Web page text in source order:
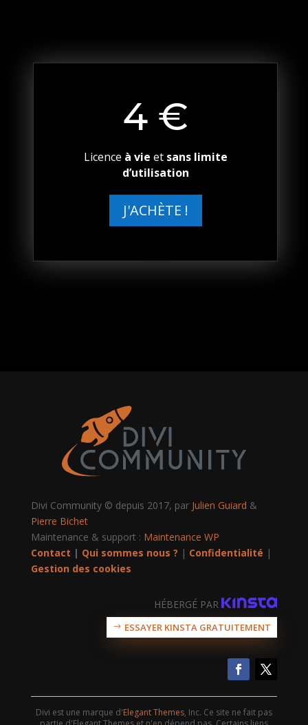
4 €
Licence à vie et sans limite
d’utilisation
J'ACHÈTE !
Divi Community © depuis 2017, par Julien Guiard &
Pierre Bichet
Maintenance & support : Maintenance WP
Contact | Qui sommes nous ? | Confidentialité |
Gestion des cookies
HÉBERGÉ PAR
ESSAYER KINSTA GRATUITEMENT
Divi est une marque d'Elegant Themes, Inc. Ce site ne fait pas